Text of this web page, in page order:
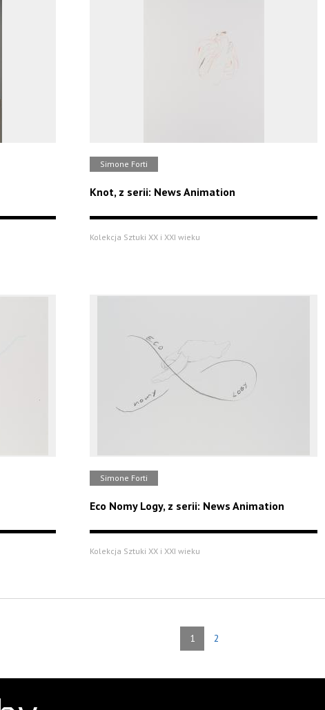
Simone Forti
Knot, z serii: News Animation
Kolekcja Sztuki XX i XXI wieku
Simone Forti
Eco Nomy Logy, z serii: News Animation
Kolekcja Sztuki XX i XXI wieku
1 2